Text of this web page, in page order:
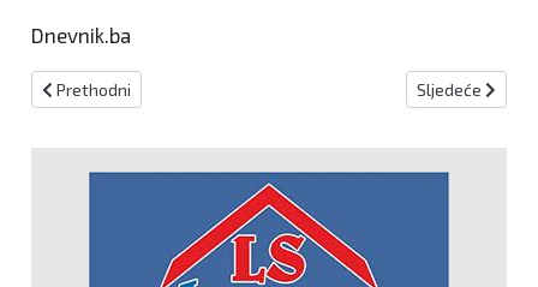
Dnevnik.ba
Prethodni članak: MLADA MAJKA IZ KISELJAKA SE NE BOJI
Prethodni Sljedeći
Sljedeće